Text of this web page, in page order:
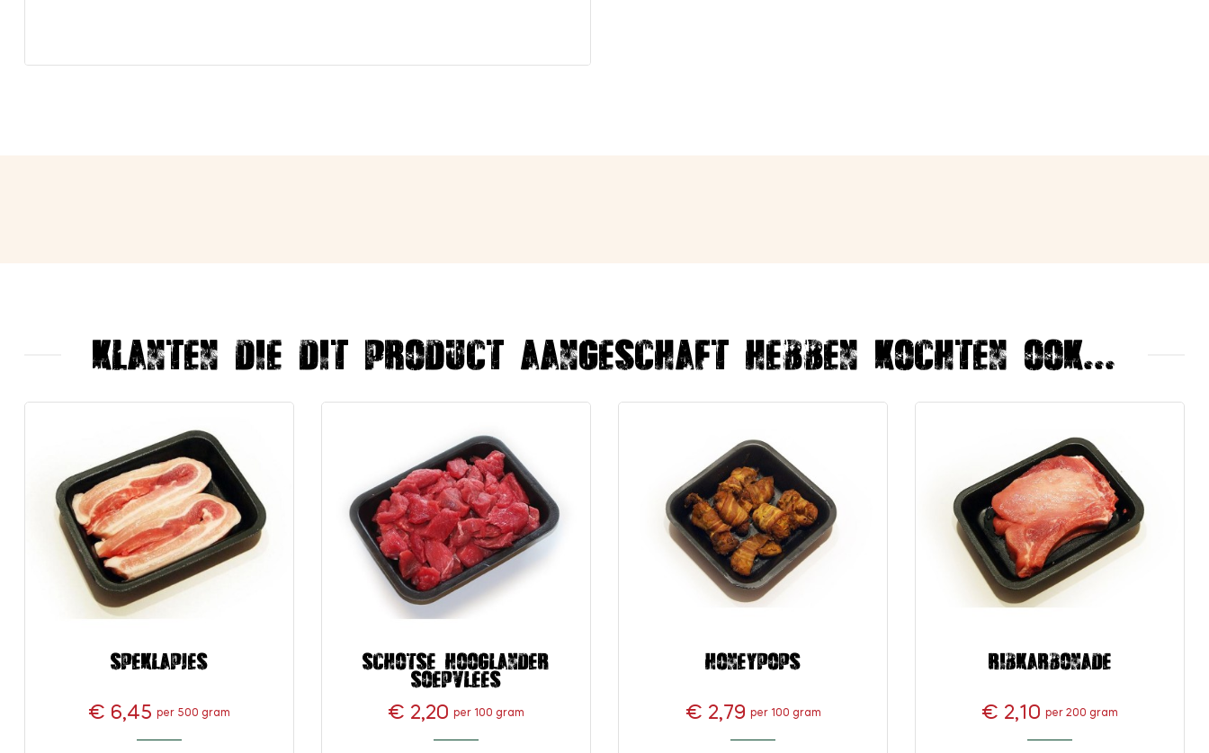
Klanten die dit product aangeschaft hebben kochten ook...
Speklapjes
Prijs
€ 6,45 per 500 gram
Schotse hooglander
soepvlees
Prijs
€ 2,20 per 100 gram
Honeypops
Prijs
€ 2,79 per 100 gram
Ribkarbonade
Prijs
€ 2,10 per 200 gram